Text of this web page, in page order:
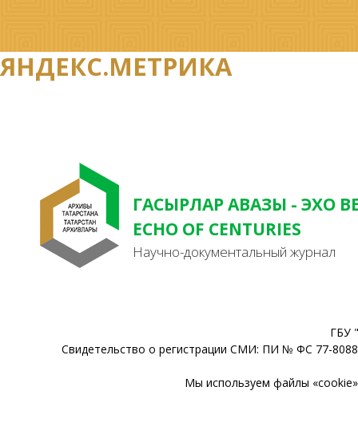
ЯНДЕКС.МЕТРИКА
ГАСЫРЛАР АВАЗЫ - ЭХО
ECHO OF CENTURIES
Научно-документальный журнал
ГБУ
Свидетельство о регистрации СМИ: ПИ № ФС 77-
Мы используем файлы «cookie»